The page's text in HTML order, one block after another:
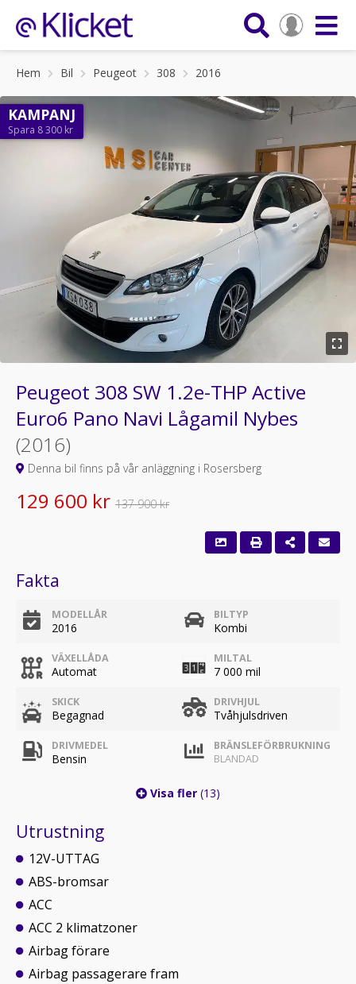
Hem Bil Peugeot 308 2016
KAMPANJ
Spara 8 300 kr
Peugeot 308 SW 1.2e-THP Active
Euro6 Pano Navi Lågamil Nybes
(2016)
Denna bil finns på vår anläggning i Rosersberg
129 600 kr 137 900 kr
Fakta
MODELLÅR
2016
BILTYP
Kombi
VÄXELLÅDA
Automat
MILTAL
7 000 mil
SKICK
Begagnad
DRIVHJUL
Tvåhjulsdriven
DRIVMEDEL
Bensin
BRÄNSLEFÖRBRUKNING
BLANDAD
Visa fler (13)
Utrustning
12V-UTTAG
ABS-bromsar
ACC
ACC 2 klimatzoner
Airbag förare
Airbag passagerare fram